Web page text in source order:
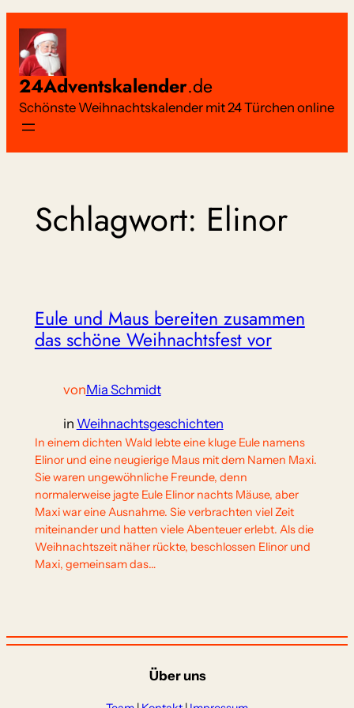
Inhalt
springen
24Adventskalender.de
Schönste Weihnachtskalender mit 24 Türchen online
Schlagwort: Elinor
Eule und Maus bereiten zusammen
das schöne Weihnachtsfest vor
vonMia Schmidt
in Weihnachtsgeschichten
In einem dichten Wald lebte eine kluge Eule namens
Elinor und eine neugierige Maus mit dem Namen Maxi.
Sie waren ungewöhnliche Freunde, denn
normalerweise jagte Eule Elinor nachts Mäuse, aber
Maxi war eine Ausnahme. Sie verbrachten viel Zeit
miteinander und hatten viele Abenteuer erlebt. Als die
Weihnachtszeit näher rückte, beschlossen Elinor und
Maxi, gemeinsam das…
Über uns